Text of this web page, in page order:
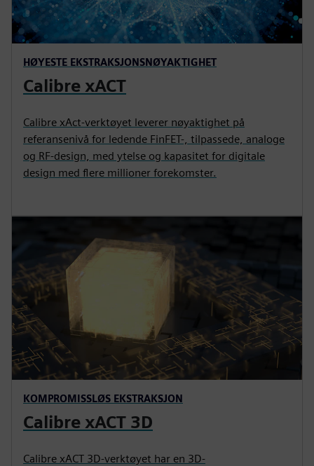
HØYESTE EKSTRAKSJONSNØYAKTIGHET
Calibre xACT
Calibre xAct-verktøyet leverer nøyaktighet på
referansenivå for ledende FinFET-, tilpassede, analoge
og RF-design, med ytelse og kapasitet for digitale
design med flere millioner forekomster.
KOMPROMISSLØS EKSTRAKSJON
Calibre xACT 3D
Calibre xACT 3D-verktøyet har en 3D-